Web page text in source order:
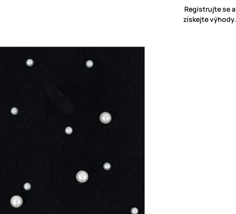
Registrujte se a
získejte výhody.